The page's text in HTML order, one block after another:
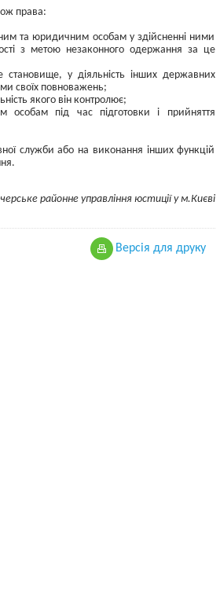
права:
та юридичним особам у здійсненні ними
з метою незаконного одержання за це
становище, у діяльність інших державних
своїх повноважень;
якого він контролює;
особам під час підготовки і прийняття
служби або на виконання інших функцій
районне управління юстиції у м.Києві
Версiя для друку